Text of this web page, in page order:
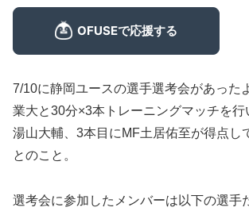
7/10に静岡ユースの選手選考会があった
業大と30分×3本トレーニングマッチを
湯山大輔、3本目にMF土居佑至が得点し
とのこと。
選考会に参加したメンバーは以下の選手